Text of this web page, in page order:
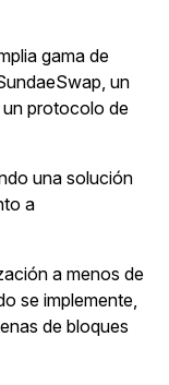
gama de
un
protocolo de
una solución
a
a menos de
se implemente,
de bloques